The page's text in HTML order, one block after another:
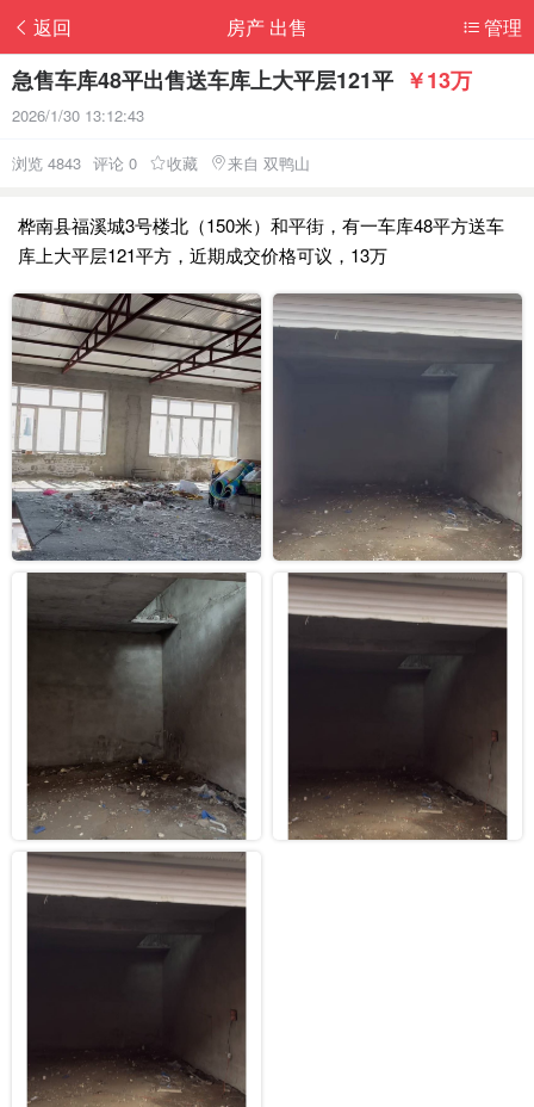
返回 管理
房产 出售
急售车库48平出售送车库上大平层121平 ￥13万
2026/1/30 13:12:43
浏览 4843 评论 0 收藏 来自 双鸭山
桦南县福溪城3号楼北（150米）和平街，有一车库48平方送车
库上大平层121平方，近期成交价格可议，13万